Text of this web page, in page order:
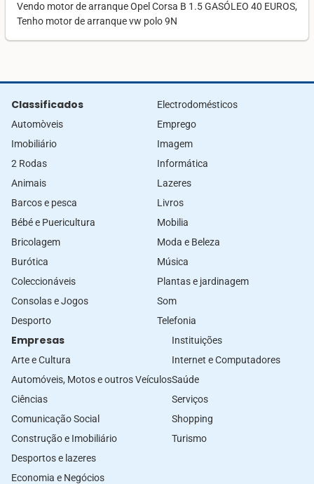
Vendo motor de arranque Opel Corsa B 1.5 GASÓLEO 40 EUROS,
Tenho motor de arranque vw polo 9N
Classificados
Automòveis
Imobiliário
2 Rodas
Animais
Barcos e pesca
Bébé e Puericultura
Bricolagem
Burótica
Coleccionáveis
Consolas e Jogos
Desporto
Electrodomésticos
Emprego
Imagem
Informática
Lazeres
Livros
Mobilia
Moda e Beleza
Música
Plantas e jardinagem
Som
Telefonia
Empresas
Arte e Cultura
Automóveis, Motos e outros Veículos
Ciências
Comunicação Social
Construção e Imobiliário
Desportos e lazeres
Economia e Negócios
Instituições
Internet e Computadores
Saúde
Serviços
Shopping
Turismo